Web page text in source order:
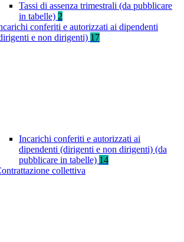
Tassi di assenza trimestrali (da pubblicare
in tabelle) 2
conferiti e autorizzati ai dipendenti
e non dirigenti) 17
Incarichi conferiti e autorizzati ai
dipendenti (dirigenti e non dirigenti) (da
pubblicare in tabelle) 14
collettiva